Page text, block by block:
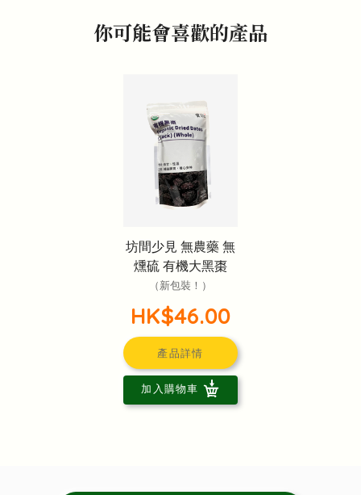
你可能會喜歡的產品
坊間少見 無農藥 無
燻硫 有機大黑棗
（新包裝！）
HK$46.00
產品詳情
加入購物車